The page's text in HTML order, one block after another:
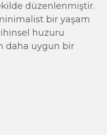
düzenlenmiştir.
bir yaşam
huzuru
daha uygun bir